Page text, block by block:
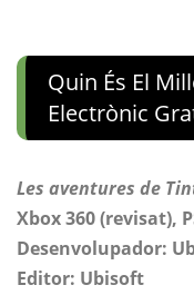
Quin És El
Electrònic
Les aventures de
Xbox 360 (revisat),
Desenvolupador:
Editor: Ubisoft